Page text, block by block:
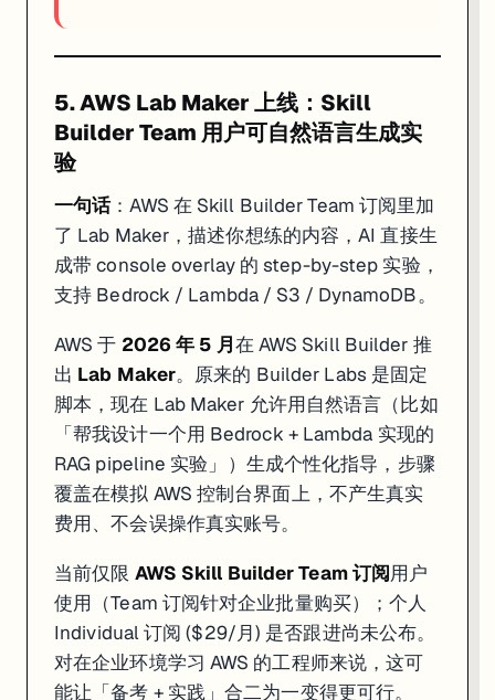
5. AWS Lab Maker 上线：Skill
Builder Team 用户可自然语言生成实
验
一句话：AWS 在 Skill Builder Team 订阅里加
了 Lab Maker，描述你想练的内容，AI 直接生
成带 console overlay 的 step-by-step 实验，
支持 Bedrock / Lambda / S3 / DynamoDB。
AWS 于 2026 年 5 月在 AWS Skill Builder 推
出 Lab Maker。原来的 Builder Labs 是固定
脚本，现在 Lab Maker 允许用自然语言（比如
「帮我设计一个用 Bedrock + Lambda 实现的
RAG pipeline 实验」）生成个性化指导，步骤
覆盖在模拟 AWS 控制台界面上，不产生真实
费用、不会误操作真实账号。
当前仅限 AWS Skill Builder Team 订阅用户
使用（Team 订阅针对企业批量购买）；个人
Individual 订阅 ($29/月) 是否跟进尚未公布。
对在企业环境学习 AWS 的工程师来说，这可
能让「备考 + 实践」合二为一变得更可行。